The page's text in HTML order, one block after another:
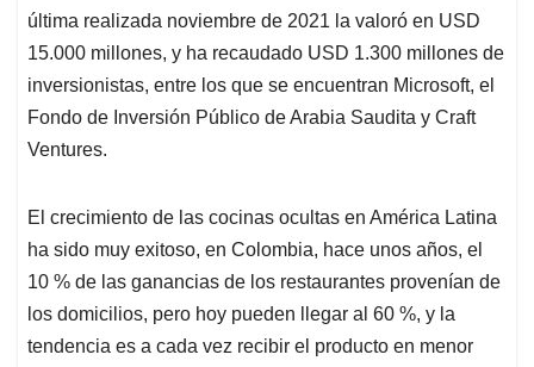
última realizada noviembre de 2021 la valoró en USD
15.000 millones, y ha recaudado USD 1.300 millones de
inversionistas, entre los que se encuentran Microsoft, el
Fondo de Inversión Público de Arabia Saudita y Craft
Ventures.
El crecimiento de las cocinas ocultas en América Latina
ha sido muy exitoso, en Colombia, hace unos años, el
10 % de las ganancias de los restaurantes provenían de
los domicilios, pero hoy pueden llegar al 60 %, y la
tendencia es a cada vez recibir el producto en menor